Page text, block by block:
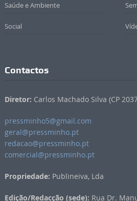
Saúde e Ambiente
Social
Contactos
Diretor: Carlos Machado Silva (CP
pressminho5@gmail.com
geral@pressminho.pt
redacao@pressminho.pt
comercial@pressminho.pt
Propriedade: Publineiva, Lda
Edição/Redacção (sede): Rua Dr.